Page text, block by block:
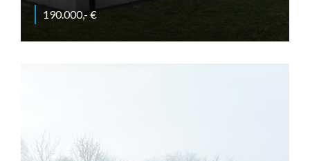
190.000,- €